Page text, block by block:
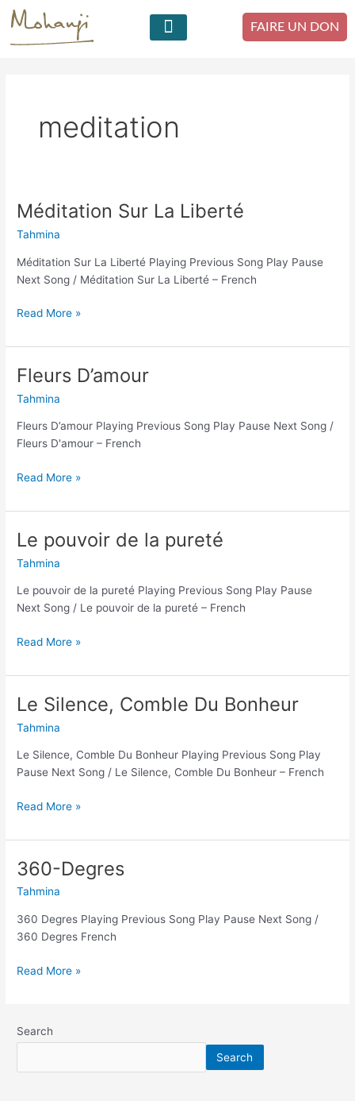
Skip
content
FAIRE UN DON
meditation
Méditation Sur La Liberté
Tahmina
Méditation Sur La Liberté Playing Previous Song Play Pause
Next Song / Méditation Sur La Liberté – French
Méditation
La
Liberté
Read More »
Fleurs D’amour
Tahmina
Fleurs D’amour Playing Previous Song Play Pause Next Song /
Fleurs D'amour – French
Fleurs
Read More »
Le pouvoir de la pureté
Tahmina
Le pouvoir de la pureté Playing Previous Song Play Pause
Next Song / Le pouvoir de la pureté – French
Le
pouvoir
de
la
pureté
Read More »
Le Silence, Comble Du Bonheur
Tahmina
Le Silence, Comble Du Bonheur Playing Previous Song Play
Pause Next Song / Le Silence, Comble Du Bonheur – French
Le
Comble
Du
Bonheur
Read More »
360-Degres
Tahmina
360 Degres Playing Previous Song Play Pause Next Song /
360 Degres French
360-
Read More »
Search
Search